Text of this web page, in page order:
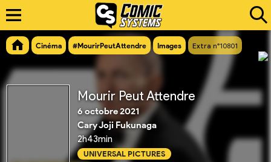
Cinéma #MourirPeutAttendre Images Extra n°10801
Mourir Peut Attendre
6 octobre 2021
Cary Joji Fukunaga
2h43min
UNIVERSAL PICTURES